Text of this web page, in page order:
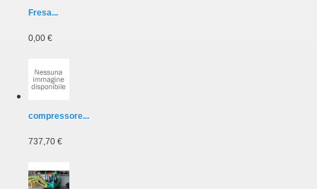
Fresa...
0,00 €
compressore...
737,70 €